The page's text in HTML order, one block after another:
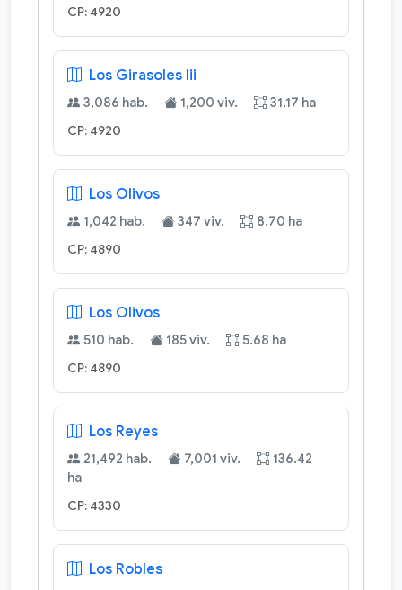
CP: 4920
Los Girasoles Iii
3,086 hab. 1,200 viv. 31.17 ha
CP: 4920
Los Olivos
1,042 hab. 347 viv. 8.70 ha
CP: 4890
Los Olivos
510 hab. 185 viv. 5.68 ha
CP: 4890
Los Reyes
21,492 hab. 7,001 viv.
136.42
ha
CP: 4330
Los Robles